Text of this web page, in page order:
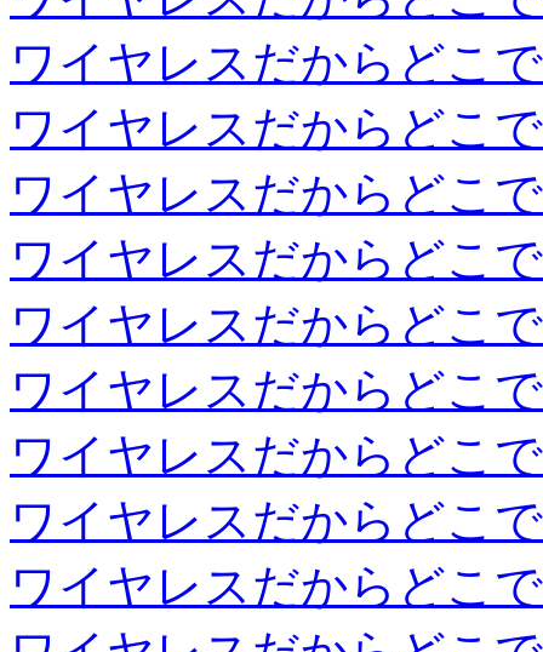
ワイヤレスだからどこ
ワイヤレスだからどこ
ワイヤレスだからどこ
ワイヤレスだからどこ
ワイヤレスだからどこ
ワイヤレスだからどこ
ワイヤレスだからどこ
ワイヤレスだからどこ
ワイヤレスだからどこ